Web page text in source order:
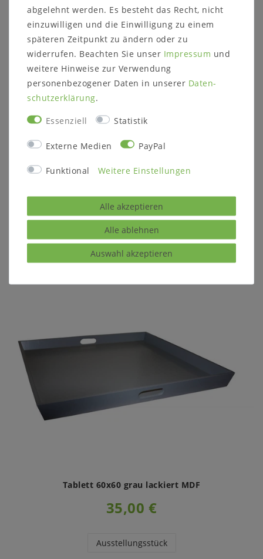
Produkt?
Gerne können Sie uns kontaktieren
ZULETZT ANGESEHEN
Tablett 60x60 grau lackiert MDF
35,00 €
Ausstellungsstück
abgelehnt werden. Es besteht das Recht, nicht
einzuwilligen und die Einwilligung zu einem
späteren Zeitpunkt zu ändern oder zu
widerrufen. Beachten Sie unser Impressum und
weitere Hinweise zur Verwendung
personenbezogener Daten in unserer Daten­
schutz­erklärung.
Essenziell Statistik
Externe Medien PayPal
Funktional Weitere Einstellungen
Alle akzeptieren
Alle ablehnen
Auswahl akzeptieren